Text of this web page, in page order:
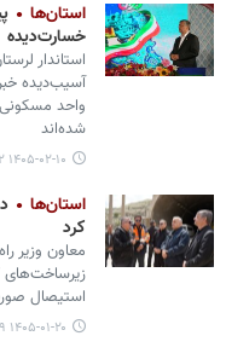
استان‌ها
خسارت‌دیده
استاندار
واحد
شده‌اند
۱۴۰۵-۰۲-۱۰ ۱۶:۱۲
استان‌ها
کرد
معاون وزیر
زیرساخت‌های
استیصال
۱۴۰۵-۰۱-۲۰ ۱۸:۴۹